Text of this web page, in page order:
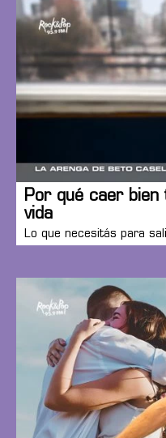
Por qué caer
vida
Lo que necesitás para